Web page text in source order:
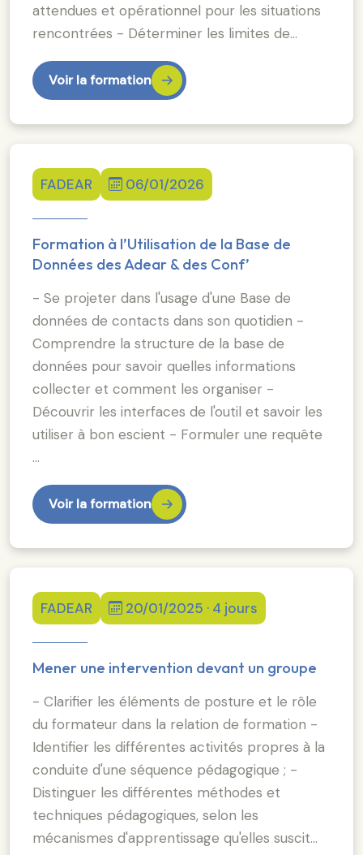
attendues et opérationnel pour les situations
rencontrées - Déterminer les limites de…
Voir la formation
FADEAR 06/01/2026
Formation à l’Utilisation de la Base de
Données des Adear & des Conf’
- Se projeter dans l'usage d'une Base de
données de contacts dans son quotidien -
Comprendre la structure de la base de
données pour savoir quelles informations
collecter et comment les organiser -
Découvrir les interfaces de l'outil et savoir les
utiliser à bon escient - Formuler une requête
…
Voir la formation
FADEAR 20/01/2025 · 4 jours
Mener une intervention devant un groupe
- Clarifier les éléments de posture et le rôle
du formateur dans la relation de formation -
Identifier les différentes activités propres à la
conduite d'une séquence pédagogique ; -
Distinguer les différentes méthodes et
techniques pédagogiques, selon les
mécanismes d'apprentissage qu'elles suscit…